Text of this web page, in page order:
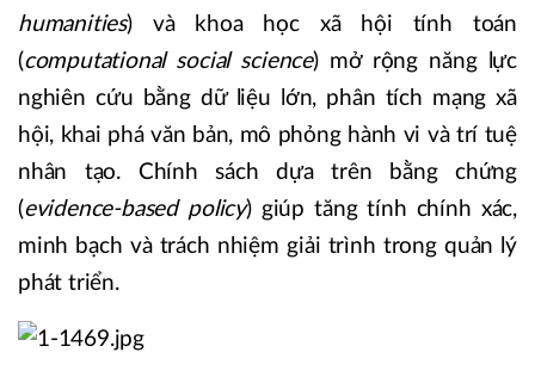
humanities) và khoa học xã hội tính toán
(computational social science) mở rộng năng lực
nghiên cứu bằng dữ liệu lớn, phân tích mạng xã
hội, khai phá văn bản, mô phỏng hành vi và trí tuệ
nhân tạo. Chính sách dựa trên bằng chứng
(evidence-based policy) giúp tăng tính chính xác,
minh bạch và trách nhiệm giải trình trong quản lý
phát triển.